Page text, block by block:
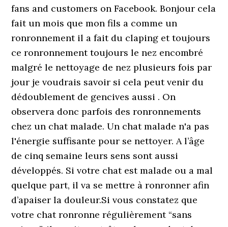
fans and customers on Facebook. Bonjour cela
fait un mois que mon fils a comme un
ronronnement il a fait du claping et toujours
ce ronronnement toujours le nez encombré
malgré le nettoyage de nez plusieurs fois par
jour je voudrais savoir si cela peut venir du
dédoublement de gencives aussi . On
observera donc parfois des ronronnements
chez un chat malade. Un chat malade n'a pas
l'énergie suffisante pour se nettoyer. A l’âge
de cinq semaine leurs sens sont aussi
développés. Si votre chat est malade ou a mal
quelque part, il va se mettre à ronronner afin
d’apaiser la douleur.Si vous constatez que
votre chat ronronne régulièrement “sans